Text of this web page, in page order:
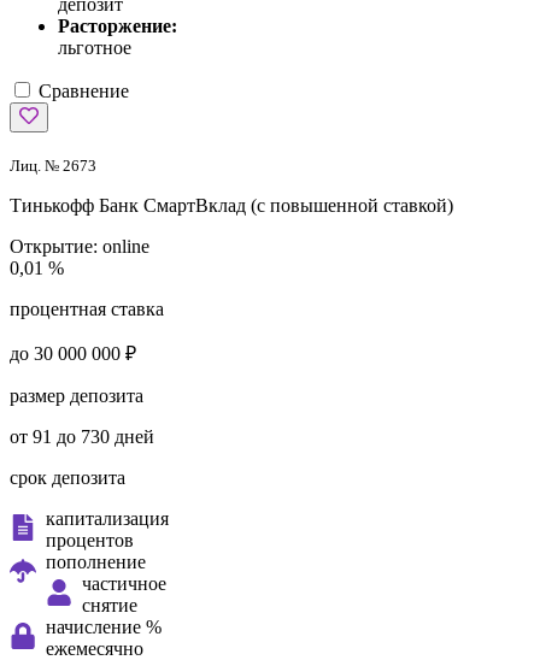
Расторжение:
льготное
Сравнение
Лиц. № 2673
Тинькофф Банк СмартВклад (с повышенной ставкой)
Открытие: online
0,01 %
процентная ставка
до 30 000 000 ₽
размер депозита
от 91 до 730 дней
срок депозита
капитализация
процентов
пополнение
частичное
снятие
начисление %
ежемесячно